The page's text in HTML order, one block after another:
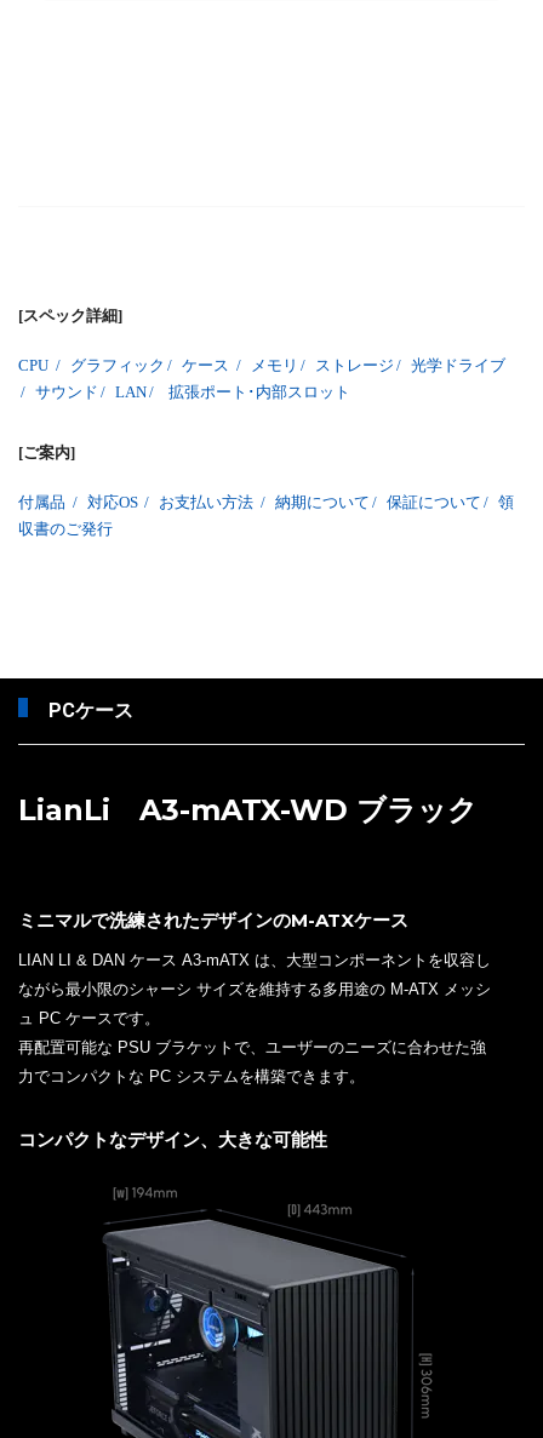
[スペック詳細]
CPU / グラフィック / ケース / メモリ / ストレージ / 光学ドライブ
/ サウンド / LAN/ 拡張ポート･内部スロット
[ご案内]
付属品 / 対応OS / お支払い方法 / 納期について / 保証について / 領
収書のご発行
PCケース
LianLi A3-mATX-WD ブラック
ミニマルで洗練されたデザインのM-ATXケース
LIAN LI & DAN ケース A3-mATX は、大型コンポーネントを収容し
ながら最小限のシャーシ サイズを維持する多用途の M-ATX メッシ
ュ PC ケースです。
再配置可能な PSU ブラケットで、ユーザーのニーズに合わせた強
力でコンパクトな PC システムを構築できます。
コンパクトなデザイン、大きな可能性